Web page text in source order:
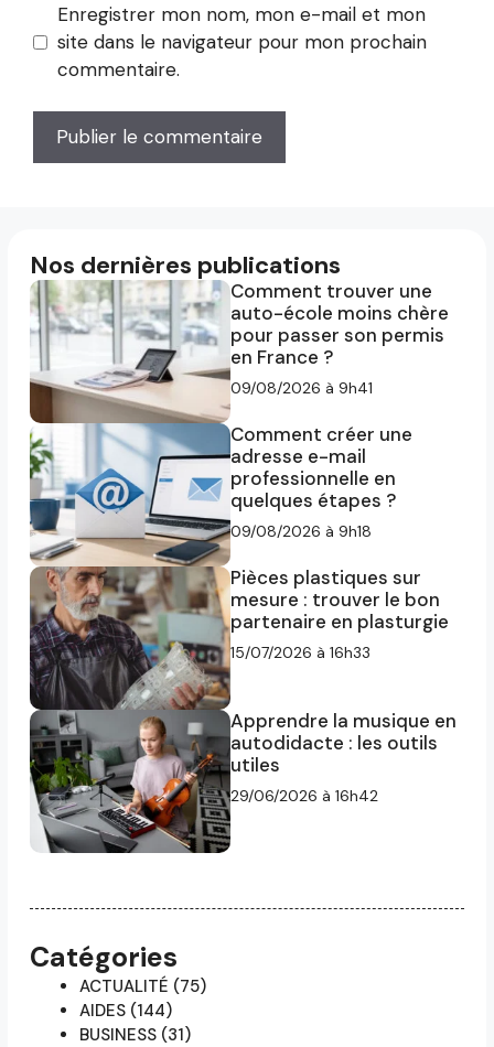
Enregistrer mon nom, mon e-mail et mon
site dans le navigateur pour mon prochain
commentaire.
Nos dernières publications
Comment trouver une
auto-école moins chère
pour passer son permis
en France ?
09/08/2026 à 9h41
Comment créer une
adresse e-mail
professionnelle en
quelques étapes ?
09/08/2026 à 9h18
Pièces plastiques sur
mesure : trouver le bon
partenaire en plasturgie
15/07/2026 à 16h33
Apprendre la musique en
autodidacte : les outils
utiles
29/06/2026 à 16h42
Catégories
ACTUALITÉ (75)
AIDES (144)
BUSINESS (31)